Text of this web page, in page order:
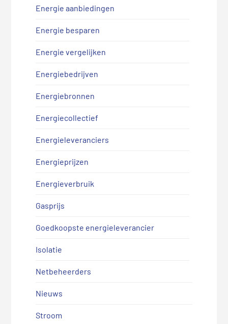
Energie aanbiedingen
Energie besparen
Energie vergelijken
Energiebedrijven
Energiebronnen
Energiecollectief
Energieleveranciers
Energieprijzen
Energieverbruik
Gasprijs
Goedkoopste energieleverancier
Isolatie
Netbeheerders
Nieuws
Stroom